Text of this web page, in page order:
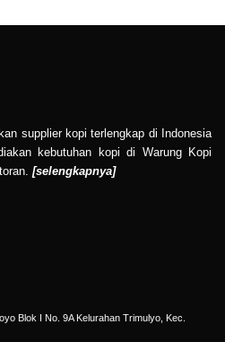
supplier kopi terlengkap di Indonesia
kebutuhan kopi di Warung Kopi
[selengkapnya]
Blok I No. 9A Kelurahan Trimulyo, Kec.